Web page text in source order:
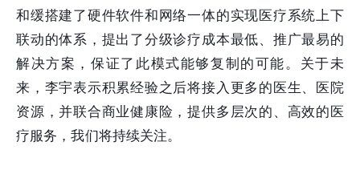
和缓搭建了硬件软件和网络一体的实现医疗系统上下
联动的体系，提出了分级诊疗成本最低、推广最易的
解决方案，保证了此模式能够复制的可能。关于未
来，李宇表示积累经验之后将接入更多的医生、医院
资源，并联合商业健康险，提供多层次的、高效的医
疗服务，我们将持续关注。